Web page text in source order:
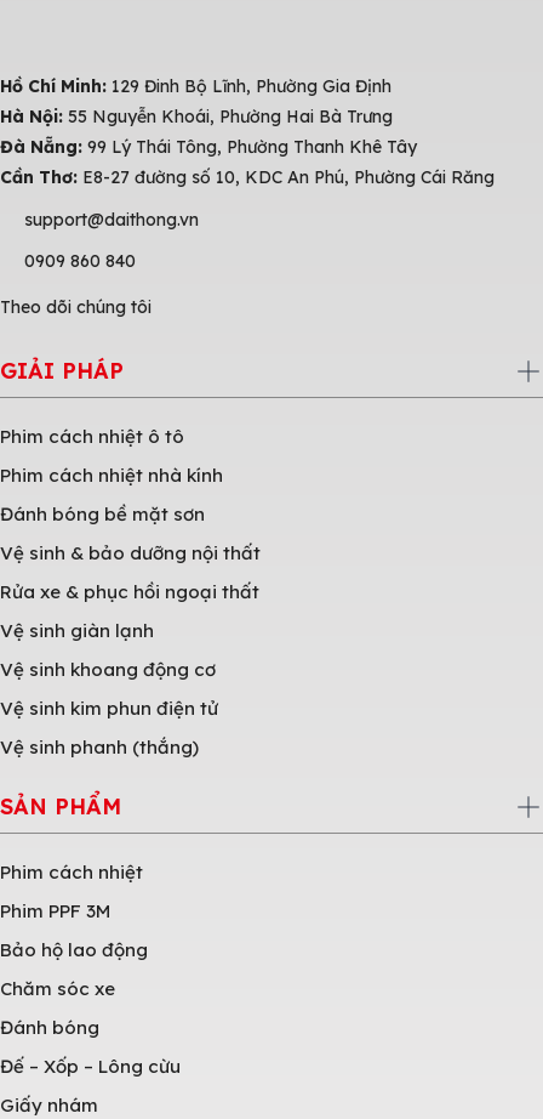
Hồ Chí Minh: 129 Đinh Bộ Lĩnh, Phường Gia Định
Hà Nội: 55 Nguyễn Khoái, Phường Hai Bà Trưng
Đà Nẵng: 99 Lý Thái Tông, Phường Thanh Khê Tây
Cần Thơ: E8-27 đường số 10, KDC An Phú, Phường Cái Răng
support@daithong.vn
0909 860 840
Theo dõi chúng tôi
GIẢI PHÁP
Phim cách nhiệt ô tô
Phim cách nhiệt nhà kính
Đánh bóng bề mặt sơn
Vệ sinh & bảo dưỡng nội thất
Rửa xe & phục hồi ngoại thất
Vệ sinh giàn lạnh
Vệ sinh khoang động cơ
Vệ sinh kim phun điện tử
Vệ sinh phanh (thắng)
SẢN PHẨM
Phim cách nhiệt
Phim PPF 3M
Bảo hộ lao động
Chăm sóc xe
Đánh bóng
Đế – Xốp – Lông cừu
Giấy nhám